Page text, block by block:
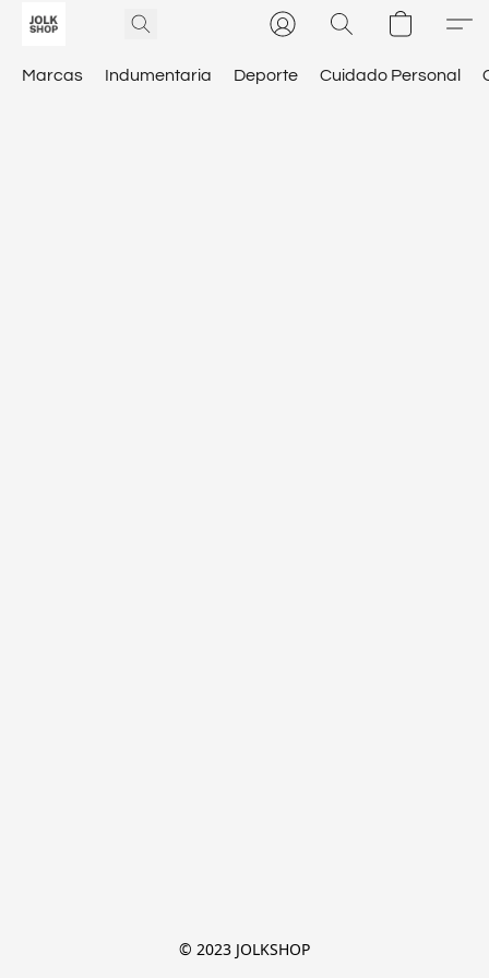
Marcas Indumentaria Deporte Cuidado Personal
© 2023 JOLKSHOP